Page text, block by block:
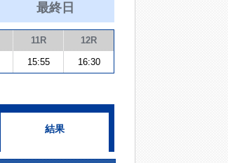
最終日
11R 12R
15:55 16:30
結果